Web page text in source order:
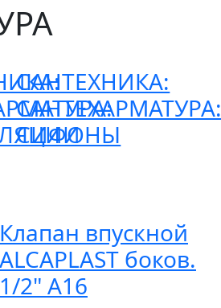
САНТЕХНИКА:
САНТЕХАРМАТУРА:
СИФОНЫ
Клапан впускной
ALCAPLAST боков.
1/2" A16